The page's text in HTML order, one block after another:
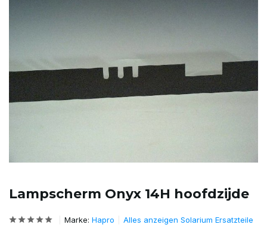
Lampscherm Onyx 14H hoofdzijde
Marke: Hapro Alles anzeigen Solarium Ersatzteile